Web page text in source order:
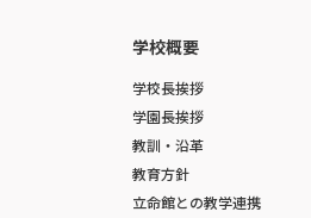
学校概要
学校長挨拶
学園長挨拶
教訓・沿革
教育方針
立命館との教学連携